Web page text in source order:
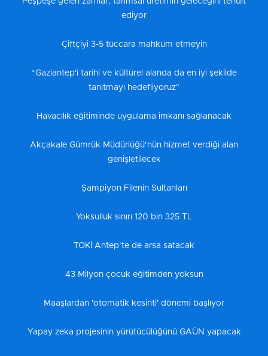
ediyor
Çiftçiyi 3-5 tüccara mahkum etmeyin
“Gaziantep'i tarihi ve kültürel alanda da en iyi şekilde
tanıtmayı hedefliyoruz"
Havacılık eğitiminde uygulama imkanı sağlanacak
Akçakale Gümrük Müdürlüğü’nün hizmet verdiği alan
genişletilecek
Şampiyon Filenin Sultanları
Yoksulluk sınırı 120 bin 325 TL
TOKİ Antep’te de arsa satacak
43 Milyon çocuk eğitimden yoksun
Maaşlardan 'otomatik kesinti' dönemi başlıyor
Yapay zeka projesinin yürütücülüğünü GAÜN yapacak